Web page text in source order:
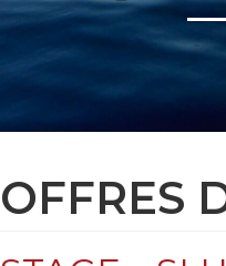
OFFRES